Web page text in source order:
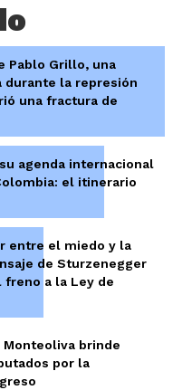
Pablo Grillo, una
la represión
una fractura de
agenda internacional
el itinerario
entre el miedo y la
de Sturzenegger
freno a la Ley de
Monteoliva brinde
por la